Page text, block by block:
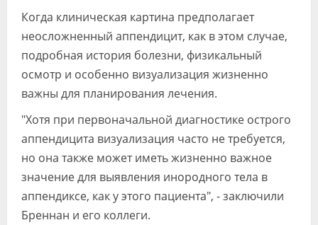
Когда клиническая картина предполагает
неосложненный аппендицит, как в этом случае,
подробная история болезни, физикальный
осмотр и особенно визуализация жизненно
важны для планирования лечения.
"Хотя при первоначальной диагностике острого
аппендицита визуализация часто не требуется,
но она также может иметь жизненно важное
значение для выявления инородного тела в
аппендиксе, как у этого пациента", - заключили
Бреннан и его коллеги.